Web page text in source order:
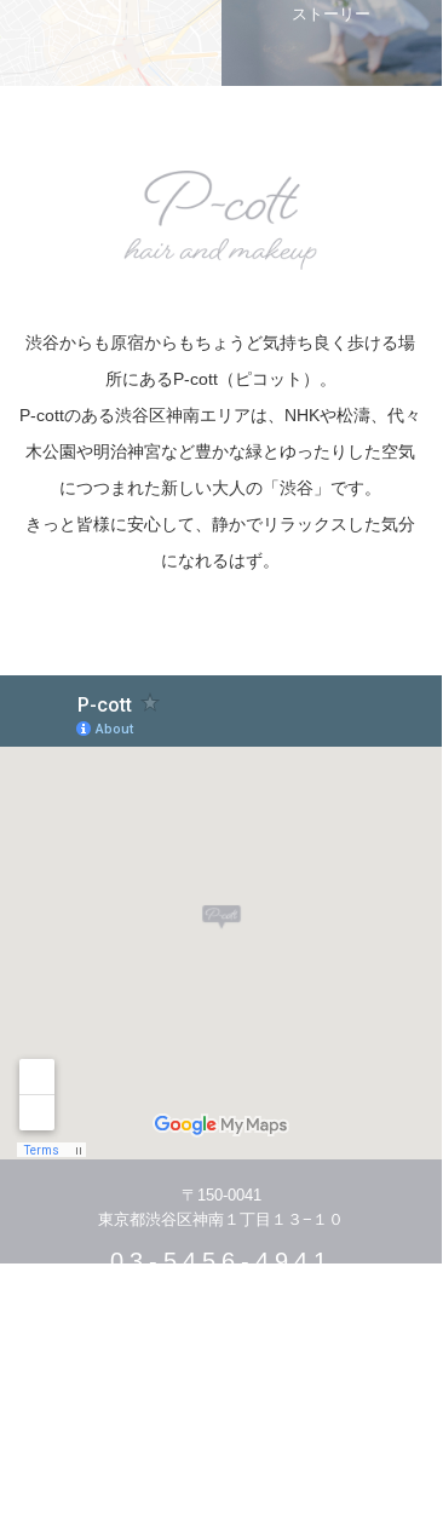
ストーリー
渋谷からも原宿からもちょうど気持ち良く歩ける場
所にあるP-cott（ピコット）。
P-cottのある渋谷区神南エリアは、NHKや松濤、代々
木公園や明治神宮など豊かな緑とゆったりした空気
につつまれた新しい大人の「渋谷」です。
きっと皆様に安心して、静かでリラックスした気分
になれるはず。
〒150-0041
東京都渋谷区神南１丁目１３−１０
03-5456-4941